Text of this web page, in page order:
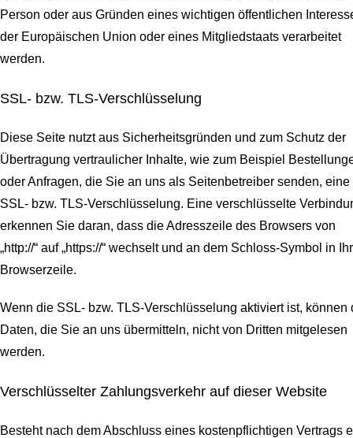
Person oder aus Gründen eines wichtigen öffentlichen
der Europäischen Union oder eines Mitgliedstaats verarbeitet
werden.
SSL- bzw. TLS-Verschlüsselung
Diese Seite nutzt aus Sicherheitsgründen und zum Schutz der
Übertragung vertraulicher Inhalte, wie zum Beispiel
oder Anfragen, die Sie an uns als Seitenbetreiber senden, eine
SSL- bzw. TLS-Verschlüsselung. Eine verschlüsselte
erkennen Sie daran, dass die Adresszeile des Browsers von
„http://“ auf „https://“ wechselt und an dem Schloss-Symbol in
Browserzeile.
Wenn die SSL- bzw. TLS-Verschlüsselung aktiviert ist, können
Daten, die Sie an uns übermitteln, nicht von Dritten mitgelesen
werden.
Verschlüsselter Zahlungsverkehr auf dieser Website
Besteht nach dem Abschluss eines kostenpflichtigen Vertrags